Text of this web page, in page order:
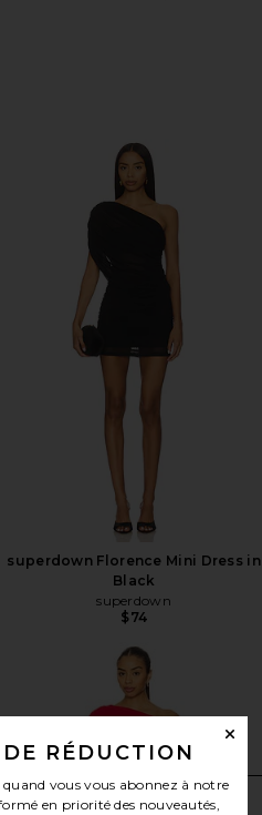
superdown Florence Mini Dress in
Black
superdown
$74
RÉDUCTION
quand vous vous abonnez à notre
en priorité des nouveautés,